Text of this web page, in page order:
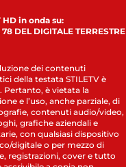
HD in onda su:
DEL DIGITALE TERRESTRE
dei contenuti
della testata STILETV è
Pertanto, è vietata la
e l’uso, anche parziale, di
contenuti audio/video,
grafiche aziendali e
con qualsiasi dispositivo
digitale o per mezzo di
registrazioni, cover e tutto